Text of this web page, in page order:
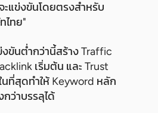
แข่งขันโดยตรงสำหรับ
ไทย"
ขันต่ำกว่านี้สร้าง Traffic
เริ่มต้น และ Trust
นที่สุดทำให้ Keyword หลัก
ว่าบรรลุได้